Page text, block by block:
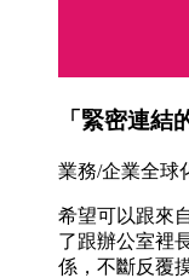
「緊密連結
業務/企業全球
希望可以跟來
了跟辦公室裡
係，不斷反覆